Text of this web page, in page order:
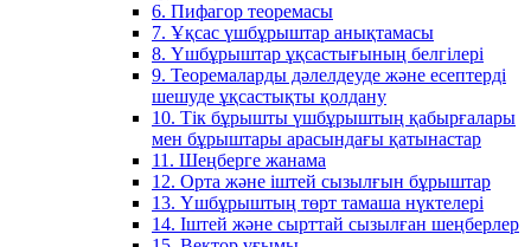
6. Пифагор теоремасы
7. Ұқсас үшбұрыштар анықтамасы
8. Үшбұрыштар ұқсастығының белгілері
9. Теоремаларды дәлелдеуде және есептерді
шешуде ұқсастықты қолдану
10. Тік бұрышты үшбұрыштың қабырғалары
мен бұрыштары арасындағы қатынастар
11. Шеңберге жанама
12. Орта және іштей сызылғын бұрыштар
13. Үшбұрыштың төрт тамаша нүктелері
14. Іштей және сырттай сызылған шеңберлер